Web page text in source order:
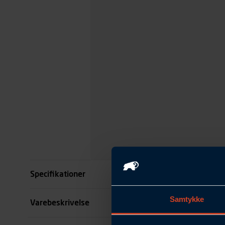
Samtykke
Specifikationer
Størrelse
Varebeskrivelse